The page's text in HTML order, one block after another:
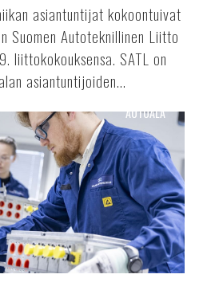
asiantuntijat kokoontuivat
Suomen Autoteknillinen Liitto
liittokokouksensa. SATL on
asiantuntijoiden...
AUTOALA